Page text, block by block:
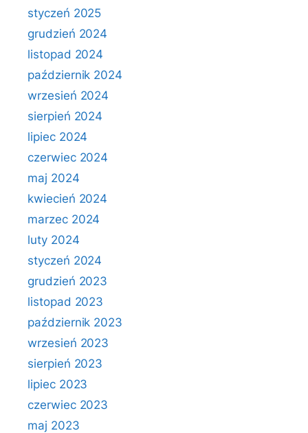
styczeń 2025
grudzień 2024
listopad 2024
październik 2024
wrzesień 2024
sierpień 2024
lipiec 2024
czerwiec 2024
maj 2024
kwiecień 2024
marzec 2024
luty 2024
styczeń 2024
grudzień 2023
listopad 2023
październik 2023
wrzesień 2023
sierpień 2023
lipiec 2023
czerwiec 2023
maj 2023